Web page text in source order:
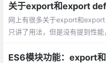
关于export和export
网上有很多关于export和
只讲了用法，但是没有提到性
包到文件中，而import {func}